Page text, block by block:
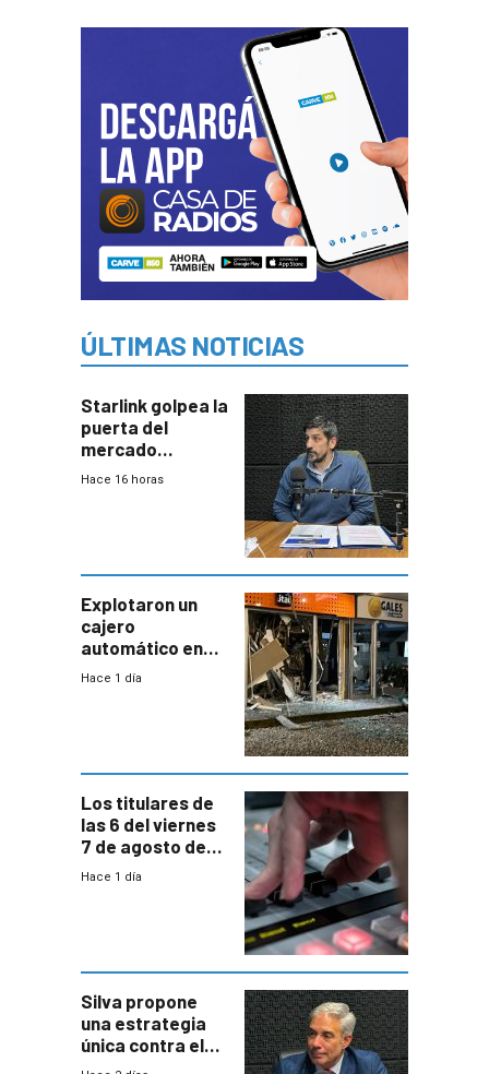
ÚLTIMAS NOTICIAS
Starlink golpea la
puerta del
mercado
uruguayo y Antel
con mayor
miedo”
Hace 16 horas
Explotaron un
cajero
automático en
Parque Miramar;
Hace 1 día
Los titulares de
las 6 del viernes
7 de agosto de
2026
Hace 1 día
Silva propone
una estrategia
única contra el
narcotráfico y